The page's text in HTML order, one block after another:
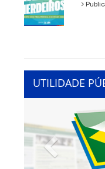
UTILIDADE
Previous